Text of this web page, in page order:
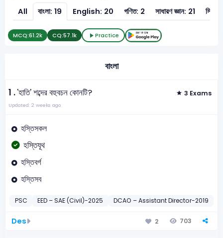
All বাংলা: 19 English: 20 গণিত: 2 সাধারণ জ্ঞান: 21
MCQ:61.2k CQ:57.1k Practice
বাংলা
1 .'হাতি' শব্দের বহুবচন কোনটি? 3 Exams
Updated: 2 weeks ago
হস্তিসকল
হস্তিযূথ
হস্তিবর্গ
হস্তিসব
PSC EED – SAE (Civil)-2025 DCAO – Assistant Director-2019
Des 2 703